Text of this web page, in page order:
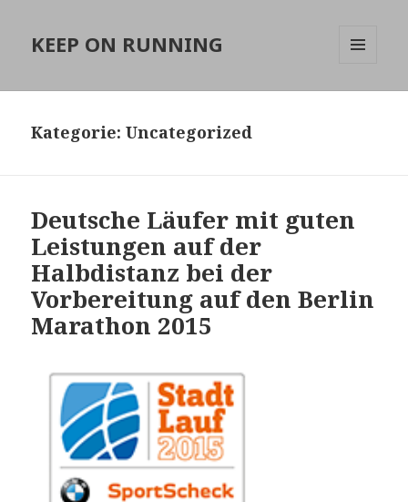
KEEP ON RUNNING
Kategorie:Uncategorized
Deutsche Läufer mit guten
Leistungen auf der
Halbdistanz bei der
Vorbereitung auf den Berlin
Marathon 2015